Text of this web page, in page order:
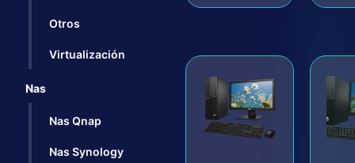
Otros
Virtualización
Nas
Nas Qnap
Nas Synology